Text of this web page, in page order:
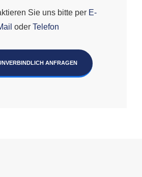
Sie uns bitte per E-
oder Telefon
ANFRAGEN